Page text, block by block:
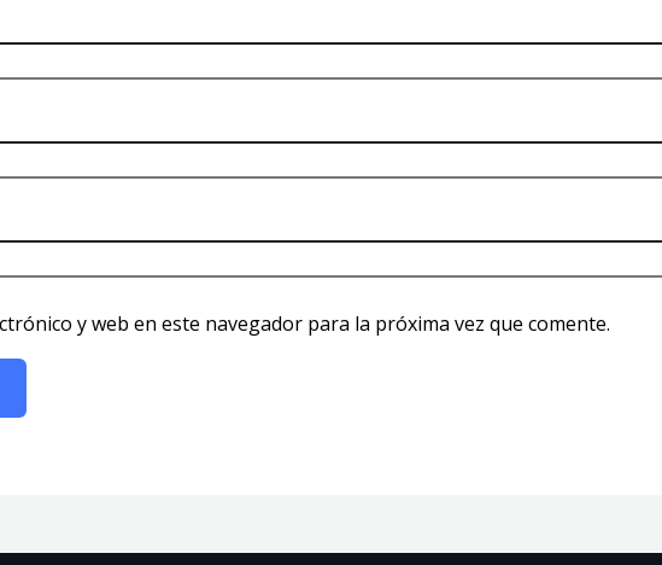
y web en este navegador para la próxima vez que comente.